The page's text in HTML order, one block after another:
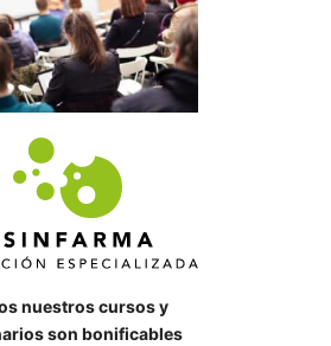
nuestros cursos y
son bonificables